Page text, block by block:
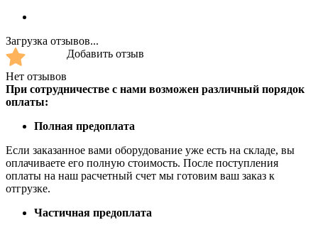
Загрузка отзывов...
Нет отзывов
Добавить отзыв
При сотрудничестве с нами возможен различный порядок
оплаты:
Полная предоплата
Если заказанное вами оборудование уже есть на складе, вы
оплачиваете его полную стоимость. После поступления
оплаты на наш расчетный счет мы готовим ваш заказ к
отгрузке.
Частичная предоплата